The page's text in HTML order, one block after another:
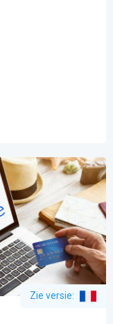
Zie versie: